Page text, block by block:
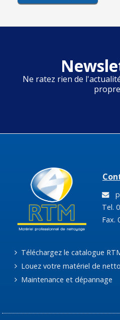
Ne ratez rien de
Tel.
Fax.
Téléchargez le catalogue
Louez votre matériel de
Maintenance et dépannage